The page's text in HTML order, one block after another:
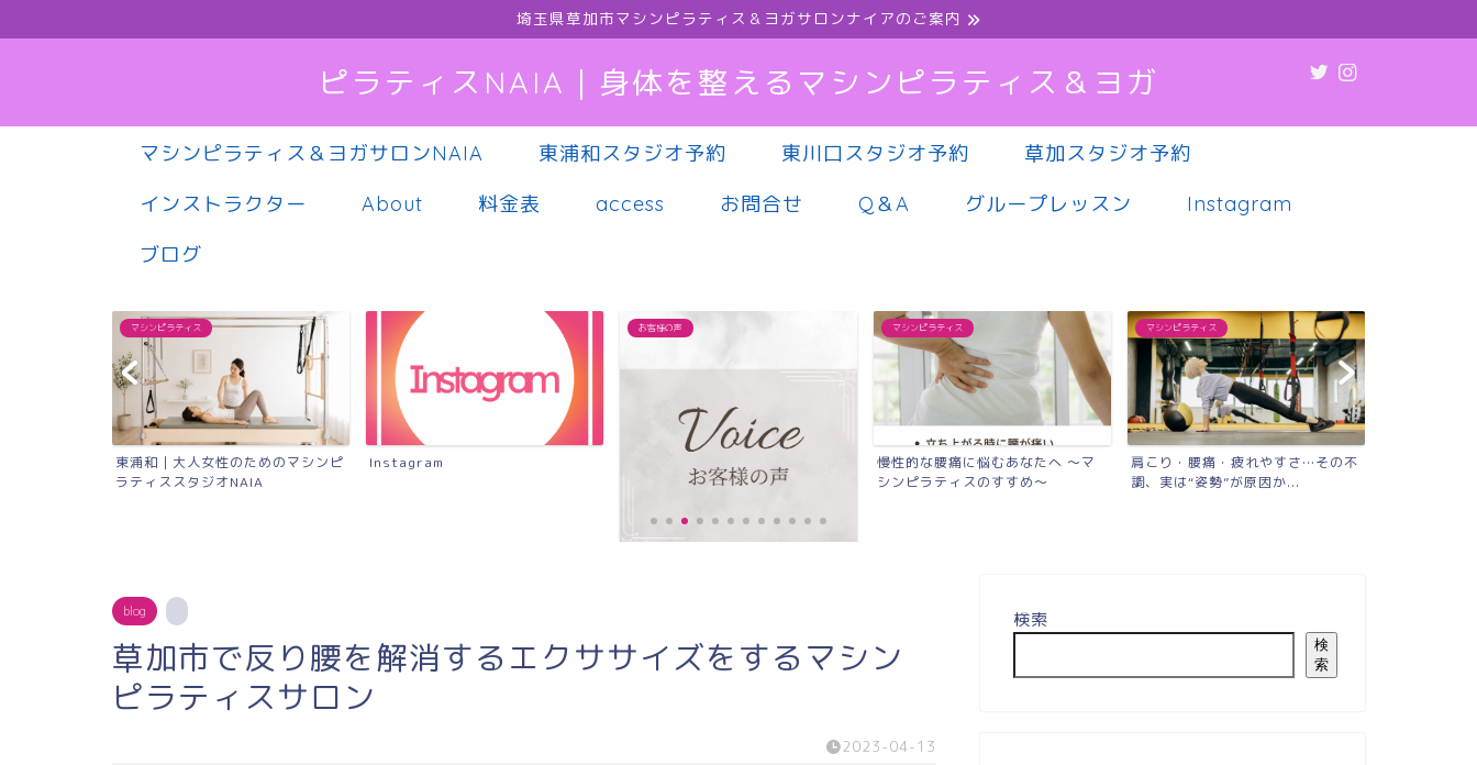
埼玉県草加市マシンピラティス＆ヨガサロンナイアのご案内
ピラティスNAIA｜身体を整えるマシンピラティス＆ヨガ
マシンピラティス＆ヨガサロンNAIA 東浦和スタジオ予約 東川口スタジオ予約
草加スタジオ予約
インストラクター
About 料金表 access お問合せ Q＆A グループレッスン
Instagram
ブログ
マシンピラティス
東浦和｜大人女性のためのマシンピ
ラティススタジオNAIA
Instagram
お客様の声
階段の上り、下りがスムー...
マシンピラティス
慢性的な腰痛に悩むあなたへ 〜マ
シンピラティスのすすめ〜
マシンピラティス
肩こり・腰痛・疲れやすさ…その不
調、実は“姿勢”が原因か...
blog
草加市で反り腰を解消するエクササイズをするマシン
ピラティスサロン
2023-04-13
検索
検
索